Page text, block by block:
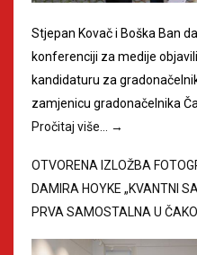
Stjepan Kovač i Boška Ban
konferenciji za medije
kandidaturu za
zamjenicu gradonačelnika
Pročitaj više…
→
OTVORENA IZLOŽBA
DAMIRA HOYKE „KVANTNI
PRVA SAMOSTALNA U